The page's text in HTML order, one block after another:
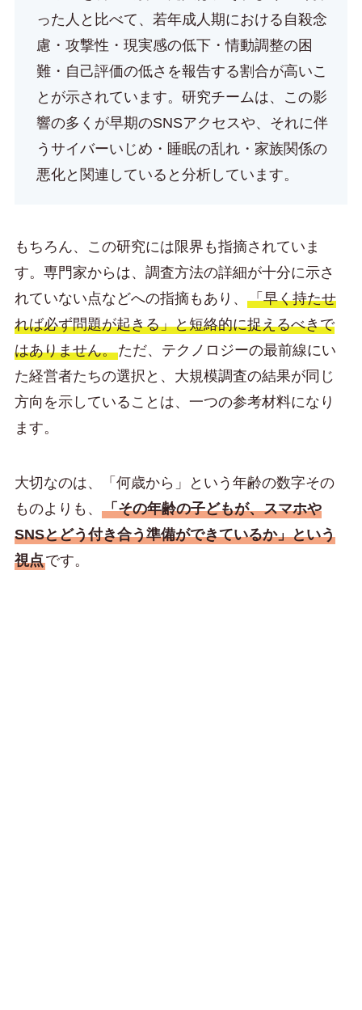
った人と比べて、若年成人期における自殺念
慮・攻撃性・現実感の低下・情動調整の困
難・自己評価の低さを報告する割合が高いこ
とが示されています。研究チームは、この影
響の多くが早期のSNSアクセスや、それに伴
うサイバーいじめ・睡眠の乱れ・家族関係の
悪化と関連していると分析しています。
もちろん、この研究には限界も指摘されていま
す。専門家からは、調査方法の詳細が十分に示さ
れていない点などへの指摘もあり、 「早く持たせ
れば必ず問題が起きる」と短絡的に捉えるべきで
はありません。ただ、テクノロジーの最前線にい
た経営者たちの選択と、大規模調査の結果が同じ
方向を示していることは、一つの参考材料になり
ます。
大切なのは、「何歳から」という年齢の数字その
ものよりも、 「その年齢の子どもが、スマホや
SNSとどう付き合う準備ができているか」という
視点です。